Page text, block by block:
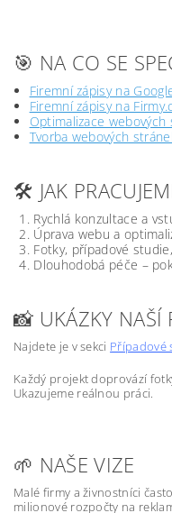
🎯 NA CO SE
Firemní zápisy na
Firemní zápisy na
Optimalizace
Tvorba webových
🛠️ JAK
Rychlá konzultace a
Úprava webu a
Fotky, případové
Dlouhodobá péče –
📸 UKÁZKY NAŠÍ
Najdete je v sekci Případové
Každý projekt doprovází
Ukazujeme reálnou práci.
🌱 NAŠE VIZE
Malé firmy a živnostníci
milionové rozpočty na